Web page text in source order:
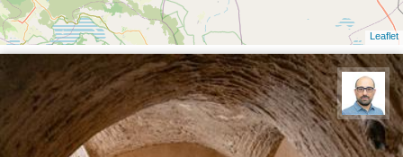
Leaflet
بابک ارجمندی